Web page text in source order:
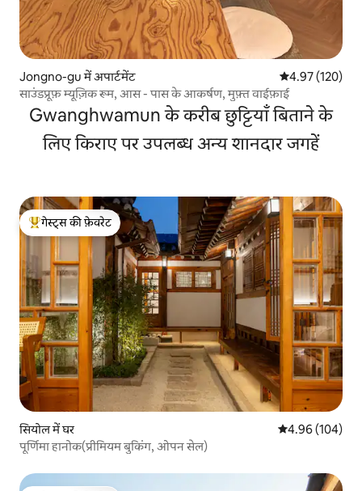
Jongno-gu में अपार्टमेंट औसत रेटिंग 5 में से
4.97 (120)
साउंडप्रूफ़ म्यूज़िक रूम, आस - पास के आकर्षण, मुफ़्त वाईफ़ाई
Gwanghwamun के करीब छुट्टियाँ बिताने के
लिए किराए पर उपलब्ध अन्य शानदार जगहें
गेस्ट्स का टॉप फ़ेवरेट
गेस्ट्स की फ़ेवरेट
सियोल में घर औसत रेटिंग 5 में से
4.96 (104)
पूर्णिमा हानोक(प्रीमियम बुकिंग, ओपन सेल)